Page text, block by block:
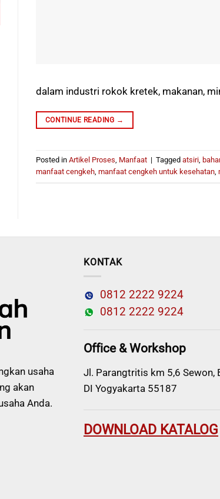
dalam industri rokok kretek, makanan,
CONTINUE READING →
Posted in Artikel Proses Manfaat | Tagged atsiri,
manfaat cengkeh, manfaat cengkeh untuk kesehatan,
usaha
akan
Anda.
KONTAK
0812 2222 9224
0812 2222 9224
Office & Workshop
Jl. Parangtritis km 5,6 Sewon,
DI Yogyakarta 55187
DOWNLOAD KATALOG